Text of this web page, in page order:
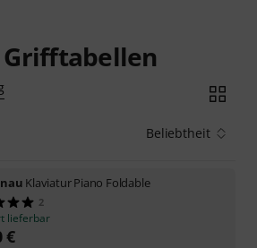
Grifftabellen
Beliebtheit
Klaviatur Piano Foldable
2
lieferbar
€